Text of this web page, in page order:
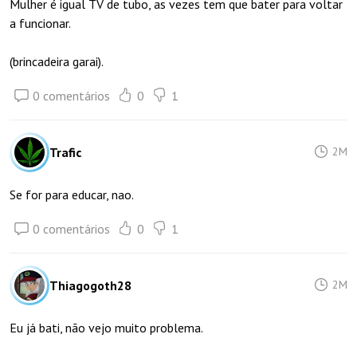
Mulher é igual TV de tubo, as vezes tem que bater para voltar
a funcionar.
(brincadeira garai).
0 comentários 0 1
Trafic 2M
Se for para educar, nao.
0 comentários 0 1
Thiagogoth28 2M
Eu já bati, não vejo muito problema.